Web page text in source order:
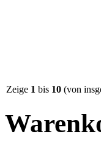
Zeige 1 bis 10 (von